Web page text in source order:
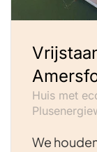
Huis met
We